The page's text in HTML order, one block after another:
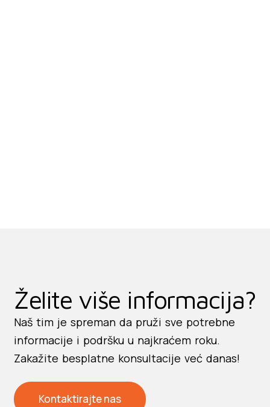
Želite više informacija?
Naš tim je spreman da pruži sve potrebne
informacije i podršku u najkraćem roku.
Zakažite besplatne konsultacije već danas!
Kontaktirajte nas